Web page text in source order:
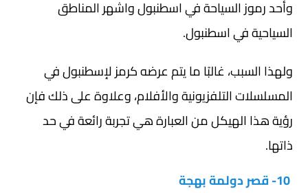
وأحد رموز السياحة في اسطنبول واشهر المناطق
السياحية في اسطنبول.
ولهذا السبب، غالبًا ما يتم عرضه كرمز لإسطنبول في
المسلسلات التلفزيونية والأفلام، وعلاوة على ذلك فإن
رؤية هذا الهيكل من العبارة هي تجربة رائعة في حد
ذاتها.
10- قصر دولمة بهجة